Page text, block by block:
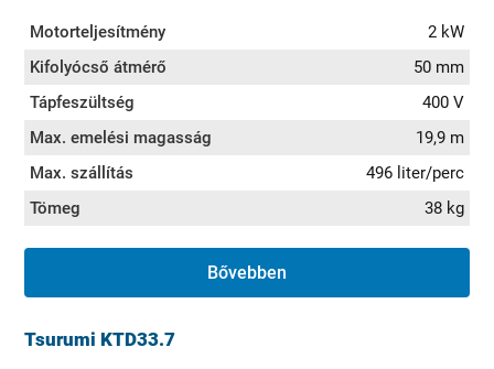
Motorteljesítmény
2 kW
Kifolyócső átmérő
50 mm
Tápfeszültség
400 V
Max. emelési magasság
19,9 m
Max. szállítás
496 liter/perc
Tömeg
38 kg
Bővebben
Tsurumi KTD33.7